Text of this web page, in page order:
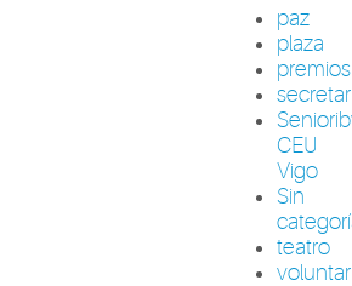
paz
plaza
premios
CEU
Vigo
Sin
teatro